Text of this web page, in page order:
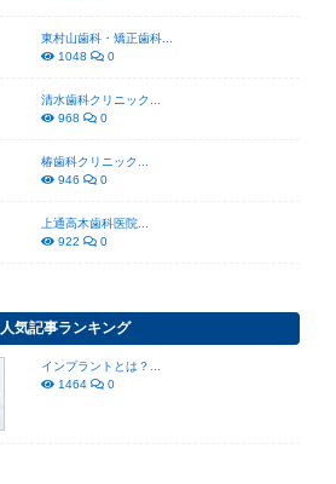
東村山歯科・矯正歯科...
1048
0
清水歯科クリニック...
968
0
椿歯科クリニック...
946
0
上通高木歯科医院...
922
0
人気記事ランキング
インプラントとは？...
1464
0